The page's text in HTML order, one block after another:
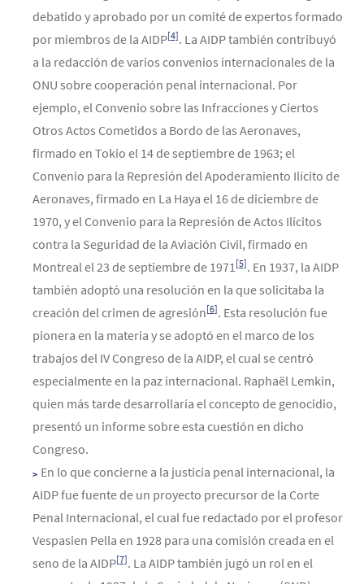
debatido y aprobado por un comité de expertos formado
por miembros de la AIDP[4]. La AIDP también contribuyó
a la redacción de varios convenios internacionales de la
ONU sobre cooperación penal internacional. Por
ejemplo, el Convenio sobre las Infracciones y Ciertos
Otros Actos Cometidos a Bordo de las Aeronaves,
firmado en Tokio el 14 de septiembre de 1963; el
Convenio para la Represión del Apoderamiento Ilícito de
Aeronaves, firmado en La Haya el 16 de diciembre de
1970, y el Convenio para la Represión de Actos Ilícitos
contra la Seguridad de la Aviación Civil, firmado en
Montreal el 23 de septiembre de 1971 [5]. En 1937, la AIDP
también adoptó una resolución en la que solicitaba la
creación del crimen de agresión[6]. Esta resolución fue
pionera en la materia y se adoptó en el marco de los
trabajos del IV Congreso de la AIDP, el cual se centró
especialmente en la paz internacional. Raphaël Lemkin,
quien más tarde desarrollaría el concepto de genocidio,
presentó un informe sobre esta cuestión en dicho
Congreso.
En lo que concierne a la justicia penal internacional, la
AIDP fue fuente de un proyecto precursor de la Corte
Penal Internacional, el cual fue redactado por el profesor
Vespasien Pella en 1928 para una comisión creada en el
seno de la AIDP[7]. La AIDP también jugó un rol en el